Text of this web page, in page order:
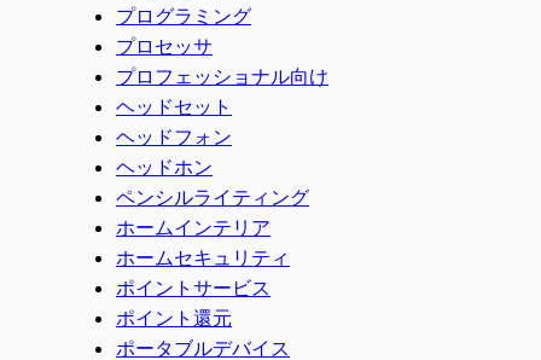
プログラミング
プロセッサ
プロフェッショナル向け
ヘッドセット
ヘッドフォン
ヘッドホン
ペンシルライティング
ホームインテリア
ホームセキュリティ
ポイントサービス
ポイント還元
ポータブルデバイス